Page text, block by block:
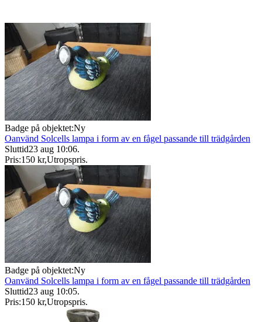
Badge på objektet:Ny
Oanvänd Solcells lampa i form av en fågel passande till trädgården
Sluttid23 aug 10:06.
Pris:150 kr,Utropspris.
Badge på objektet:Ny
Oanvänd Solcells lampa i form av en fågel passande till trädgården
Sluttid23 aug 10:05.
Pris:150 kr,Utropspris.